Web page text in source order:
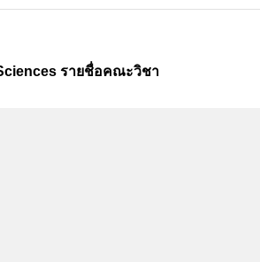
รายชื่อคณะวิชา